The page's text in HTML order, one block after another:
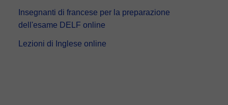
Insegnanti di francese per la preparazione
dell'esame DELF online
Lezioni di Inglese online